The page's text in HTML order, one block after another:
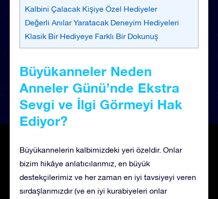
Kalbini Çalacak Kişiye Özel Hediyeler
Değerli Anılar Yaratacak Deneyim Hediyeleri
Klasik Bir Hediyeye Farklı Bir Dokunuş
Büyükanneler Neden
Anneler Günü’nde Ekstra
Sevgi ve İlgi Görmeyi Hak
Ediyor?
Büyükannelerin kalbimizdeki yeri özeldir. Onlar
bizim hikâye anlatıcılarımız, en büyük
destekçilerimiz ve her zaman en iyi tavsiyeyi veren
sırdaşlarımızdır (ve en iyi kurabiyeleri onlar